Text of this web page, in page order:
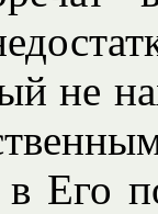
не
Его